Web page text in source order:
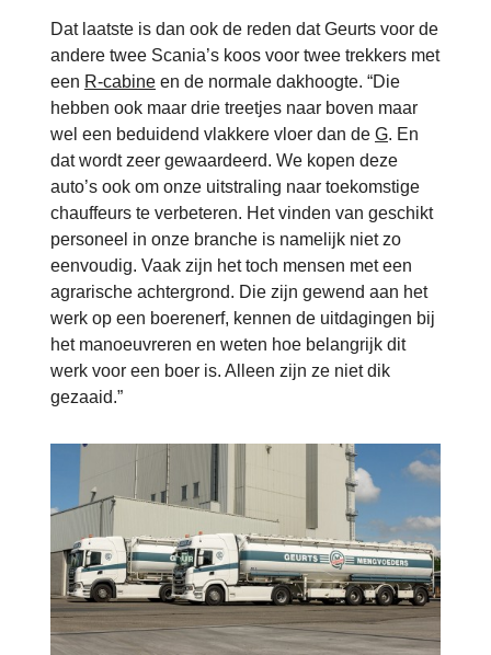
Dat laatste is dan ook de reden dat Geurts voor de
andere twee Scania’s koos voor twee trekkers met
een R-cabine en de normale dakhoogte. “Die
hebben ook maar drie treetjes naar boven maar
wel een beduidend vlakkere vloer dan de G. En
dat wordt zeer gewaardeerd. We kopen deze
auto’s ook om onze uitstraling naar toekomstige
chauffeurs te verbeteren. Het vinden van geschikt
personeel in onze branche is namelijk niet zo
eenvoudig. Vaak zijn het toch mensen met een
agrarische achtergrond. Die zijn gewend aan het
werk op een boerenerf, kennen de uitdagingen bij
het manoeuvreren en weten hoe belangrijk dit
werk voor een boer is. Alleen zijn ze niet dik
gezaaid.”